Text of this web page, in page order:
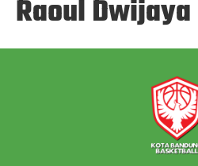
Raoul Dwijaya